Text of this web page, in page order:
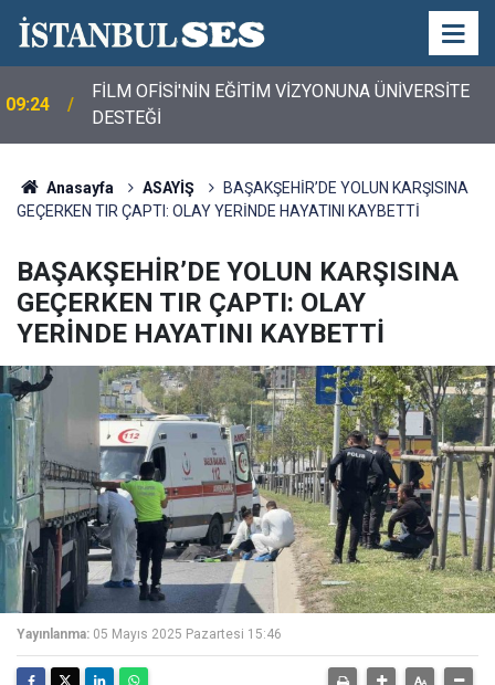
09:24
FİLM OFİSİ'NİN EĞİTİM VİZYONUNA ÜNİVERSİTE
DESTEĞİ
Anasayfa ASAYİŞ
BAŞAKŞEHİR’DE YOLUN KARŞISINA
GEÇERKEN TIR ÇAPTI: OLAY YERİNDE HAYATINI KAYBETTİ
BAŞAKŞEHİR’DE YOLUN KARŞISINA
GEÇERKEN TIR ÇAPTI: OLAY
YERİNDE HAYATINI KAYBETTİ
Yayınlanma: 05 Mayıs 2025 Pazartesi 15:46